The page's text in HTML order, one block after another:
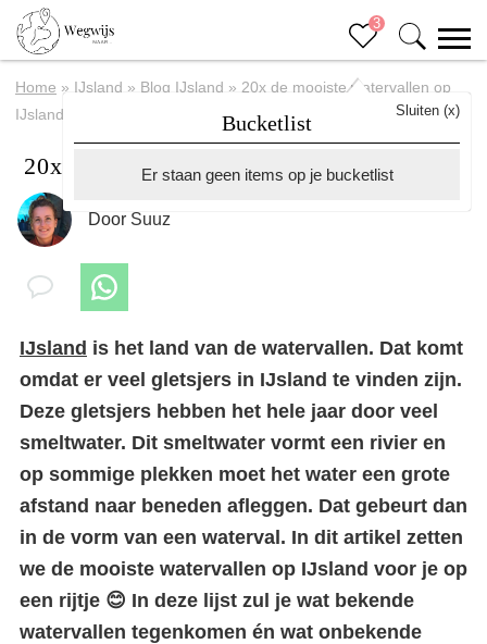
3
Bucketlist
Sluiten (x)
Er staan geen items op je bucketlist
Home » IJsland » Blog IJsland » 20x de mooiste watervallen op
IJsland
20x de mooiste watervallen op IJsland
Door Suuz
IJsland is het land van de watervallen. Dat komt
omdat er veel gletsjers in IJsland te vinden zijn.
Deze gletsjers hebben het hele jaar door veel
smeltwater. Dit smeltwater vormt een rivier en
op sommige plekken moet het water een grote
afstand naar beneden afleggen. Dat gebeurt dan
in de vorm van een waterval. In dit artikel zetten
we de mooiste watervallen op IJsland voor je op
een rijtje 😊 In deze lijst zul je wat bekende
watervallen tegenkomen én wat onbekende